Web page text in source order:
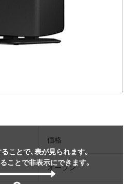
ことで、表が見られます。
ことで非表示にできます。
価格
オープン